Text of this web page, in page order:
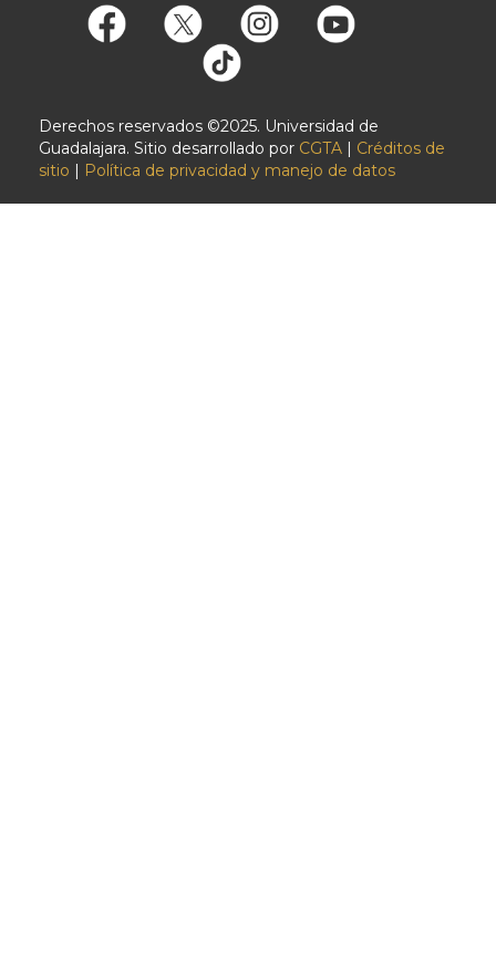
Derechos reservados ©2025. Universidad de
Guadalajara. Sitio desarrollado por CGTA | Créditos de
sitio | Política de privacidad y manejo de datos